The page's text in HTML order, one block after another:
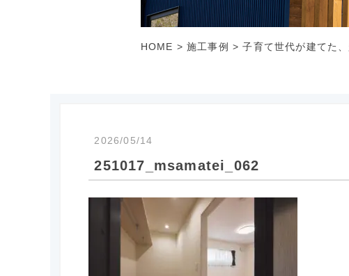
HOME >施工事例 >子育て世代が建てた
251017_msamatei_062
2026/05/14